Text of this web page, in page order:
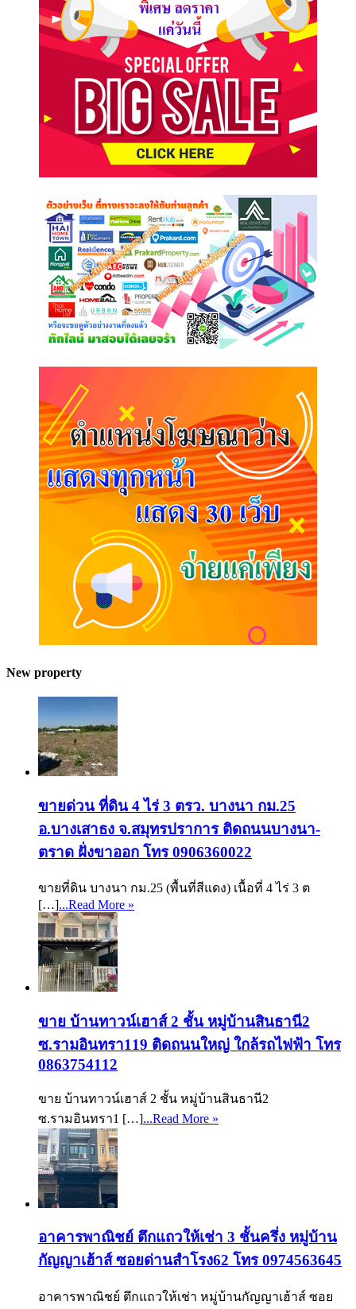
New property
ขายด่วน ที่ดิน 4 ไร่ 3 ตรว. บางนา กม.25
อ.บางเสาธง จ.สมุทรปราการ ติดถนนบางนา-
ตราด ฝั่งขาออก โทร 0906360022
ขายที่ดิน บางนา กม.25 (พื้นที่สีแดง) เนื้อที่ 4 ไร่ 3 ต
[…]...Read More »
ขาย บ้านทาวน์เฮาส์ 2 ชั้น หมู่บ้านสินธานี2
ซ.รามอินทรา119 ติดถนนใหญ่ ใกล้รถไฟฟ้า โทร
0863754112
ขาย บ้านทาวน์เฮาส์ 2 ชั้น หมู่บ้านสินธานี2
ซ.รามอินทรา1 […]...Read More »
อาคารพาณิชย์ ตึกแถวให้เช่า 3 ชั้นครึ่ง หมู่บ้าน
กัญญาเฮ้าส์ ซอยด่านสำโรง62 โทร 0974563645
อาคารพาณิชย์ ตึกแถวให้เช่า หมู่บ้านกัญญาเฮ้าส์ ซอย